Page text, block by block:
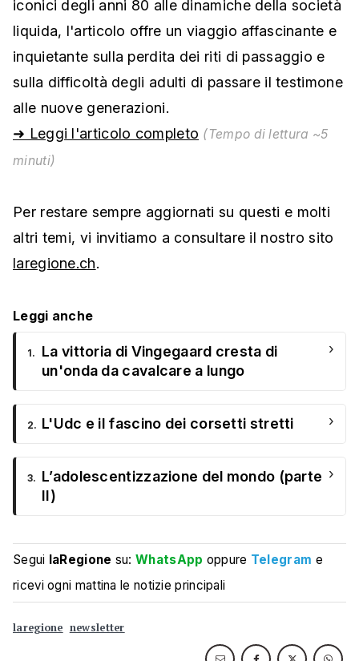
iconici degli anni 80 alle dinamiche della società
liquida, l'articolo offre un viaggio affascinante e
inquietante sulla perdita dei riti di passaggio e
sulla difficoltà degli adulti di passare il testimone
alle nuove generazioni.
➜ Leggi l'articolo completo (Tempo di lettura ~5
minuti)
Per restare sempre aggiornati su questi e molti
altri temi, vi invitiamo a consultare il nostro sito
laregione.ch.
Leggi anche
1.
La vittoria di Vingegaard cresta di
un'onda da cavalcare a lungo
›
2. L'Udc e il fascino dei corsetti stretti ›
3. L’adolescentizzazione del mondo (parte
II)
›
Segui laRegione su:WhatsApp oppure Telegram e
ricevi ogni mattina le notizie principali
laregione newsletter